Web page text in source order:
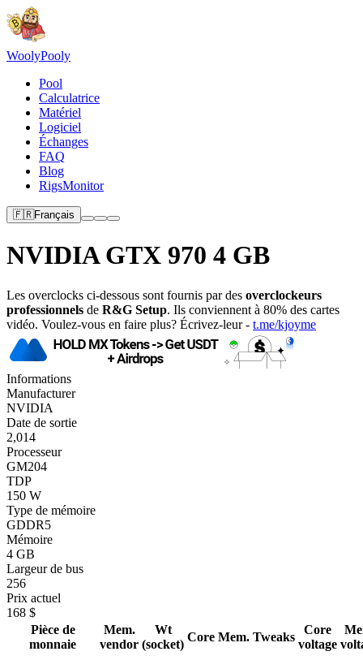
WoolyPooly
Pool
Calculatrice
Matériel
Logiciel
Échanges
FAQ
Blog
RigsMonitor
🇫🇷Français
NVIDIA GTX 970 4 GB
Les overclocks ci-dessous sont fournis par des overclockeurs
professionnels de R&G Setup. Ils conviennent à 80% des cartes
vidéo. Voulez-vous en faire plus? Écrivez-leur - t.me/kjoyme
Informations
Manufacturer
NVIDIA
Date de sortie
2,014
Processeur
GM204
TDP
150 W
Type de mémoire
GDDR5
Mémoire
4 GB
Largeur de bus
256
Prix actuel
168 $
Pièce de
monnaie
Mem.
vendor
Wt
(socket)
Core Mem. Tweaks
Core
voltage